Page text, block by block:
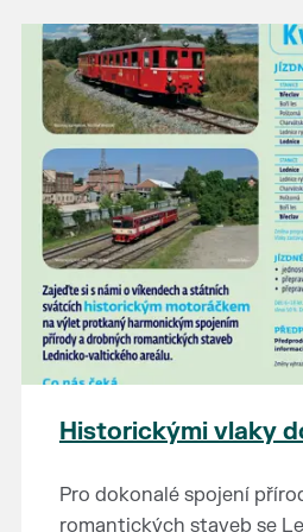
Prodejce prosíme tradičně
minut před začátkem, aby
prodejních místech stihli
plánujete přijít a chcete
místo, potvrďte prosím
petr.vlasak@breclav.eu
ať víme, s kolika lidmi
prodejních míst je omezen.
Těšíme se jako vždy!
Historickými vlaky
Pro dokonalé spojení
romantických staveb se